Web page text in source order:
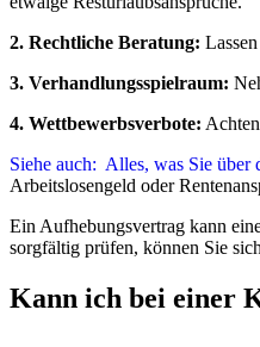
2. Rechtliche Beratung:
3. Verhandlungsspielraum:
4. Wettbewerbsverbote:
Siehe auch: Alles, was Sie über
Arbeitslosengeld oder
Ein Aufhebungsvertrag kann
sorgfältig prüfen, können Sie
Kann ich bei einer